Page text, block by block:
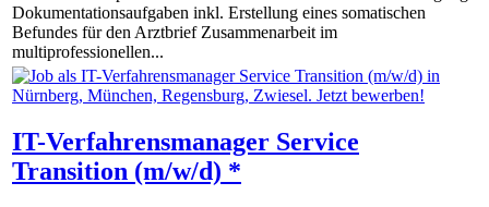
Dokumentationsaufgaben inkl. Erstellung eines somatischen
Befundes für den Arztbrief Zusammenarbeit im
multiprofessionellen...
IT-Verfahrensmanager Service
Transition (m/w/d) *